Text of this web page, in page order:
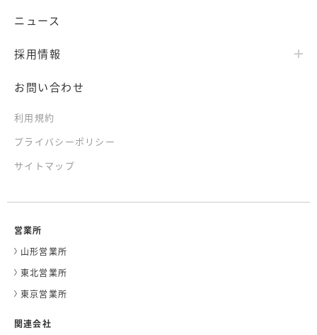
ニュース
採用情報
お問い合わせ
利用規約
プライバシーポリシー
サイトマップ
営業所
山形営業所
東北営業所
東京営業所
関連会社